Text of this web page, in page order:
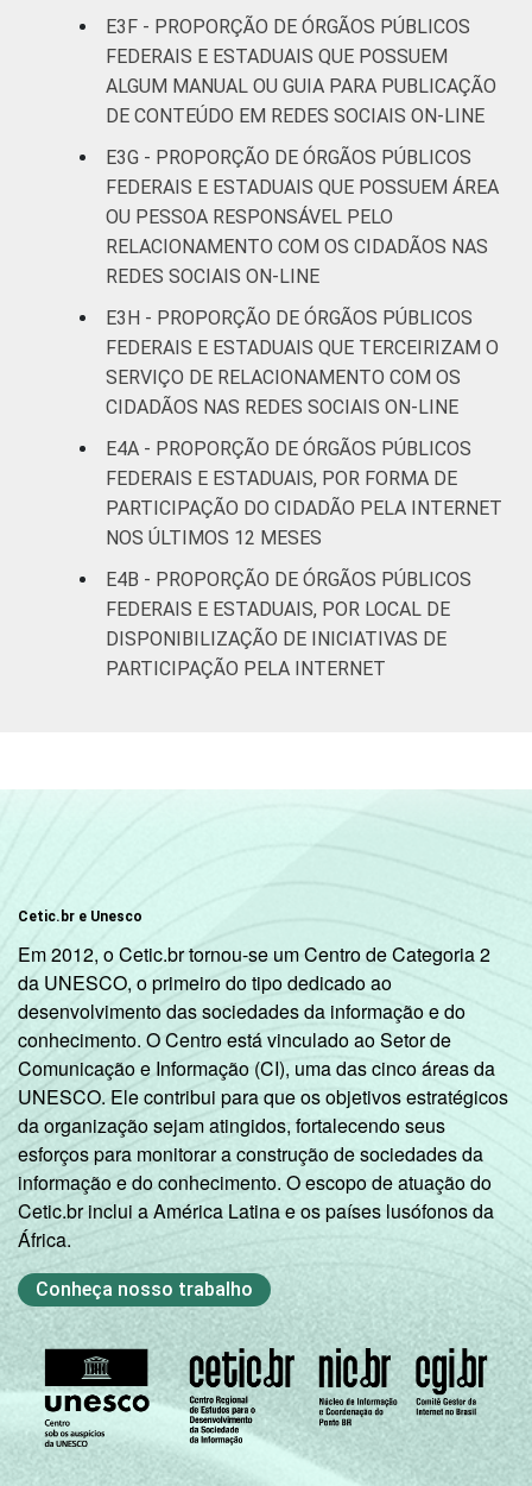
E3F - PROPORÇÃO DE ÓRGÃOS PÚBLICOS
FEDERAIS E ESTADUAIS QUE POSSUEM
ALGUM MANUAL OU GUIA PARA PUBLICAÇÃO
DE CONTEÚDO EM REDES SOCIAIS ON-LINE
E3G - PROPORÇÃO DE ÓRGÃOS PÚBLICOS
FEDERAIS E ESTADUAIS QUE POSSUEM ÁREA
OU PESSOA RESPONSÁVEL PELO
RELACIONAMENTO COM OS CIDADÃOS NAS
REDES SOCIAIS ON-LINE
E3H - PROPORÇÃO DE ÓRGÃOS PÚBLICOS
FEDERAIS E ESTADUAIS QUE TERCEIRIZAM O
SERVIÇO DE RELACIONAMENTO COM OS
CIDADÃOS NAS REDES SOCIAIS ON-LINE
E4A - PROPORÇÃO DE ÓRGÃOS PÚBLICOS
FEDERAIS E ESTADUAIS, POR FORMA DE
PARTICIPAÇÃO DO CIDADÃO PELA INTERNET
NOS ÚLTIMOS 12 MESES
E4B - PROPORÇÃO DE ÓRGÃOS PÚBLICOS
FEDERAIS E ESTADUAIS, POR LOCAL DE
DISPONIBILIZAÇÃO DE INICIATIVAS DE
PARTICIPAÇÃO PELA INTERNET
Cetic.br e Unesco
Em 2012, o Cetic.br tornou-se um Centro de Categoria 2
da UNESCO, o primeiro do tipo dedicado ao
desenvolvimento das sociedades da informação e do
conhecimento. O Centro está vinculado ao Setor de
Comunicação e Informação (CI), uma das cinco áreas da
UNESCO. Ele contribui para que os objetivos estratégicos
da organização sejam atingidos, fortalecendo seus
esforços para monitorar a construção de sociedades da
informação e do conhecimento. O escopo de atuação do
Cetic.br inclui a América Latina e os países lusófonos da
África.
Conheça nosso trabalho